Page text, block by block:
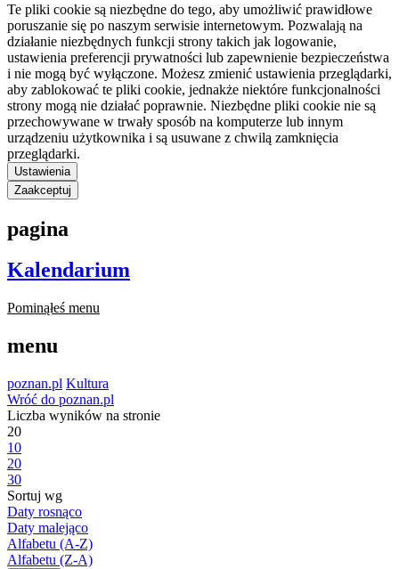
Te pliki cookie są niezbędne do tego, aby umożliwić prawidłowe
poruszanie się po naszym serwisie internetowym. Pozwalają na
działanie niezbędnych funkcji strony takich jak logowanie,
ustawienia preferencji prywatności lub zapewnienie bezpieczeństwa
i nie mogą być wyłączone. Możesz zmienić ustawienia przeglądarki,
aby zablokować te pliki cookie, jednakże niektóre funkcjonalności
strony mogą nie działać poprawnie. Niezbędne pliki cookie nie są
przechowywane w trwały sposób na komputerze lub innym
urządzeniu użytkownika i są usuwane z chwilą zamknięcia
przeglądarki.
Ustawienia
Zaakceptuj
pagina
Kalendarium
Pominąłeś menu
menu
poznan.pl Kultura
Wróć do poznan.pl
Liczba wyników na stronie
20
10
20
30
Sortuj wg
Daty rosnąco
Daty malejąco
Alfabetu (A-Z)
Alfabetu (Z-A)